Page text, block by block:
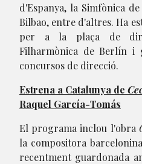
d'Espanya, la Simfònica
Bilbao, entre d'altres. Ha
per a la plaça de
Filharmònica de Berlín i
concursos de direcció.
Estrena a Catalunya de
Raquel García-Tomás
El programa inclou l'obra
la compositora barcelonina
recentment guardonada